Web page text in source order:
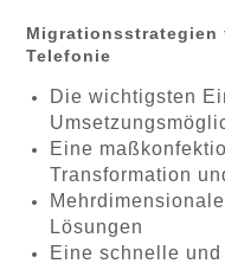
Migrationsstrategien
Telefonie
Die wichtigsten
Eine
Transformation
Lösungen
Eine schnelle